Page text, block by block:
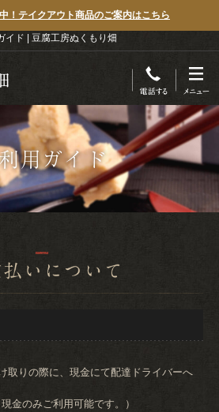
！テイクアウト商品のご案内はこちら
イド | 豆腐工房ぬくもり畑
用ガイド
取りの際に、現金にて配達ドライバーへ
金のみご利用可能です。）